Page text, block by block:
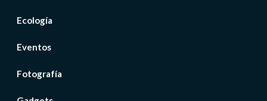
Ecología
Eventos
Fotografía